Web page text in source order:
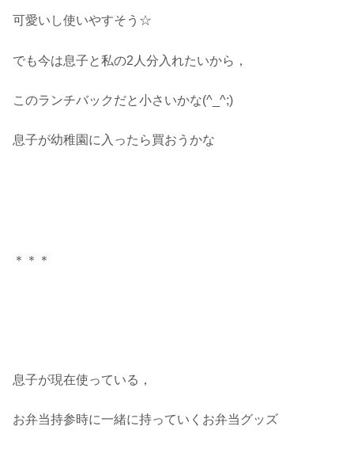
可愛いし使いやすそう☆
でも今は息子と私の2人分入れたいから，
このランチバックだと小さいかな(^_^;)
息子が幼稚園に入ったら買おうかな
＊＊＊
息子が現在使っている，
お弁当持参時に一緒に持っていくお弁当グッズ